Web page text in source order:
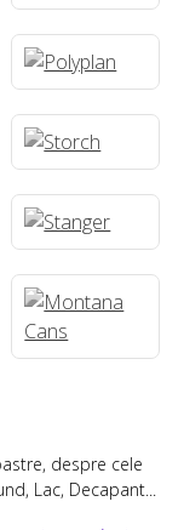
despre cele
Lac, Decapant...